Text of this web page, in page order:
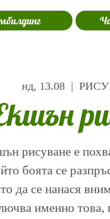
нд, 13.08
  |
рисуване е
боята се
да се нанася
именно това,